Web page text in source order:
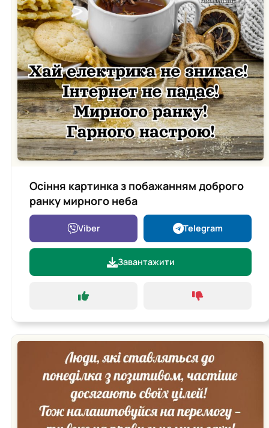
Осіння картинка з побажанням доброго
ранку мирного неба
Viber Telegram
Завантажити